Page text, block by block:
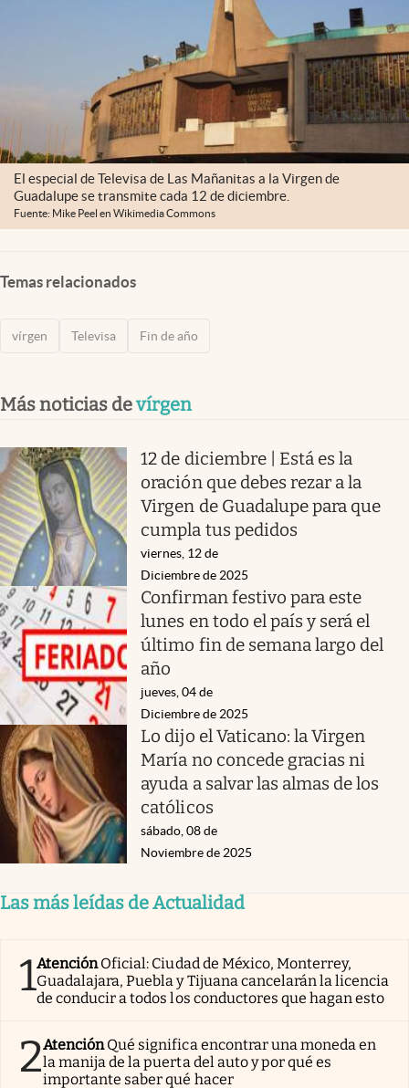
El especial de Televisa de Las Mañanitas a la Virgen de
Guadalupe se transmite cada 12 de diciembre.
Fuente: Mike Peel en Wikimedia Commons
Temas relacionados
vírgen Televisa Fin de año
Más noticias devírgen
12 de diciembre | Está es la
oración que debes rezar a la
Virgen de Guadalupe para que
cumpla tus pedidos
viernes, 12 de
Diciembre de 2025
Confirman festivo para este
lunes en todo el país y será el
último fin de semana largo del
año
jueves, 04 de
Diciembre de 2025
Lo dijo el Vaticano: la Virgen
María no concede gracias ni
ayuda a salvar las almas de los
católicos
sábado, 08 de
Noviembre de 2025
Las más leídas de Actualidad
1AtenciónOficial: Ciudad de México, Monterrey,
Guadalajara, Puebla y Tijuana cancelarán la licencia
de conducir a todos los conductores que hagan esto
2AtenciónQué significa encontrar una moneda en
la manija de la puerta del auto y por qué es
importante saber qué hacer